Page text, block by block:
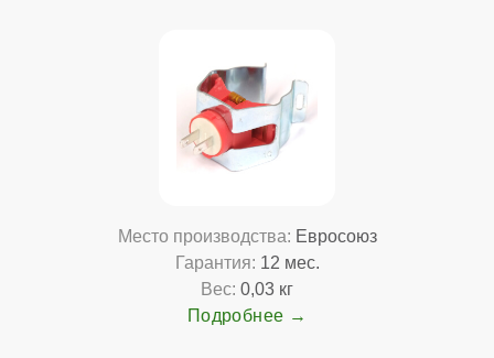
Место производства: Евросоюз
Гарантия: 12 мес.
Вес: 0,03 кг
Подробнее